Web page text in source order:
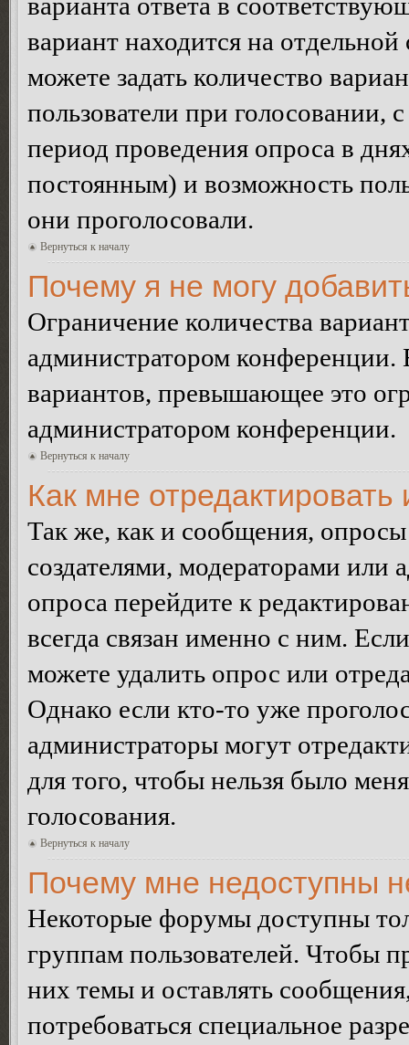
вариант находится на
можете задать количество
пользователи при
период проведения опроса в
постоянным) и возможность
они проголосовали.
Вернуться к началу
Почему я не могу
Ограничение количества
администратором конференции.
вариантов, превышающее это
администратором конференции.
Вернуться к началу
Как мне
Так же, как и сообщения, опросы
создателями, модераторами или
опроса перейдите к
всегда связан именно с ним.
можете удалить опрос или
Однако если кто-то уже
администраторы могут
для того, чтобы нельзя было
голосования.
Вернуться к началу
Почему мне недоступны
Некоторые форумы доступны
группам пользователей. Чтобы
них темы и оставлять
потребоваться специальное